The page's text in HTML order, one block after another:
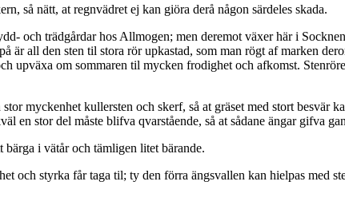
så nätt, at regnvädret ej kan giöra derå någon särdeles skada.
och trädgårdar hos Allmogen; men deremot växer här i
är all den sten til stora rör upkastad, som man rögt af marken
upväxa om sommaren til mycken frodighet och afkomst.
myckenhet kullersten och skerf, så at gräset med stort
en stor del måste blifva qvarstående, så at sådane ängar gifva
i vätår och tämligen litet bärande.
och styrka får taga til; ty den förra ängsvallen kan hielpas med